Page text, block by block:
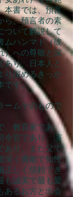
本書では、預言
ら、預言者の素
ついて解説して
ムハンマド（彼
）への尊敬と深
あり、日本人と
り深めるきっか
です。
ームそのもので
、教育家であ
令官であり、演
あり、また父で
深く勇敢で知性
正しく信頼でき
も誠実で最も愛
あるお方と出会